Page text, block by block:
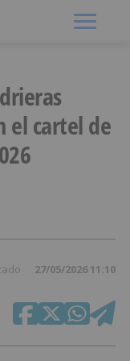
el cartel de
27/05/2026 11:10